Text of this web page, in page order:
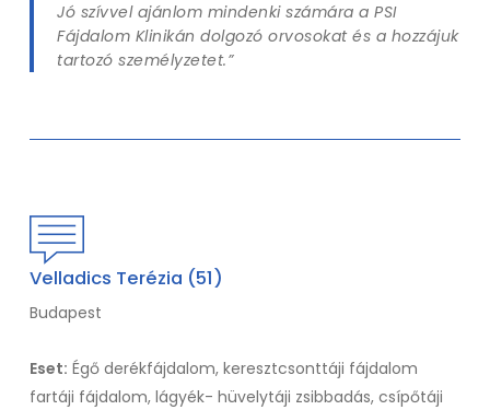
Jó szívvel ajánlom mindenki számára a PSI
Fájdalom Klinikán dolgozó orvosokat és a hozzájuk
tartozó személyzetet.”
Velladics Terézia (51)
Budapest
Eset: Égő derékfájdalom, keresztcsonttáji fájdalom
fartáji fájdalom, lágyék- hüvelytáji zsibbadás, csípőtáji